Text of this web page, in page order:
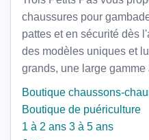
chaussures pour
pattes et en sécurité dès
des modèles uniques et
grands, une large gamme
Boutique chaussons-
Boutique de puériculture
1 à 2 ans 3 à 5 ans